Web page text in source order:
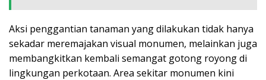
Aksi penggantian tanaman yang dilakukan tidak hanya
sekadar meremajakan visual monumen, melainkan juga
membangkitkan kembali semangat gotong royong di
lingkungan perkotaan. Area sekitar monumen kini